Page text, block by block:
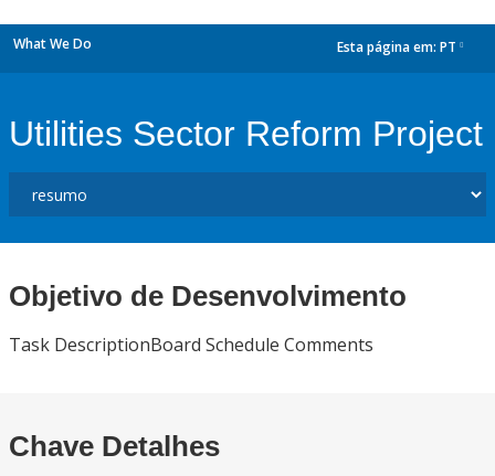
What We Do Esta página em: PT
Utilities Sector Reform Project
Objetivo de Desenvolvimento
Task DescriptionBoard Schedule Comments
Chave Detalhes